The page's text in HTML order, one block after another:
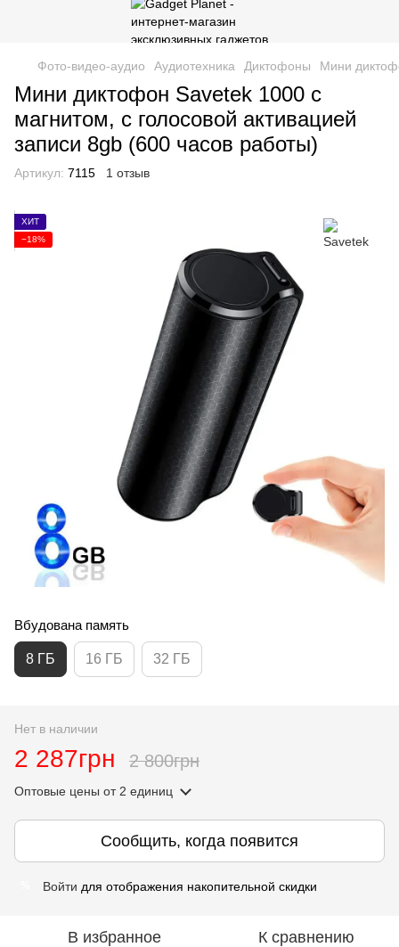
Фото-видео-аудио Аудиотехника Диктофоны Мини
Мини диктофон Savetek 1000 с
магнитом, с голосовой активацией
записи 8gb (600 часов работы)
Артикул: 7115 1 отзыв
ХИТ
−18%
Вбудована память
8 ГБ 16 ГБ 32 ГБ
Нет в наличии
2 287грн 2 800грн
Оптовые цены от 2 единиц
Сообщить, когда появится
Войти для отображения накопительной скидки
В избранное К сравнению